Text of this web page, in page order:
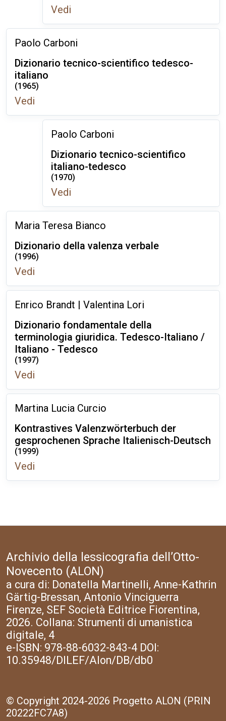
Vedi
Paolo Carboni
Dizionario tecnico-scientifico tedesco-
italiano
(1965)
Vedi
Paolo Carboni
Dizionario tecnico-scientifico
italiano-tedesco
(1970)
Vedi
Maria Teresa Bianco
Dizionario della valenza verbale
(1996)
Vedi
Enrico Brandt | Valentina Lori
Dizionario fondamentale della
terminologia giuridica. Tedesco-Italiano /
Italiano - Tedesco
(1997)
Vedi
Martina Lucia Curcio
Kontrastives Valenzwörterbuch der
gesprochenen Sprache Italienisch-Deutsch
(1999)
Vedi
Archivio della lessicografia dell’Otto-
Novecento (ALON)
a cura di: Donatella Martinelli, Anne-Kathrin
Gärtig-Bressan, Antonio Vinciguerra
Firenze, SEF Società Editrice Fiorentina,
2026. Collana: Strumenti di umanistica
digitale, 4
e-ISBN: 978-88-6032-843-4 DOI:
10.35948/DILEF/Alon/DB/db0
© Copyright 2024-2026 Progetto ALON (PRIN
20222FC7A8)